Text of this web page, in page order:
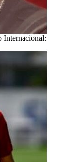
Internacional: